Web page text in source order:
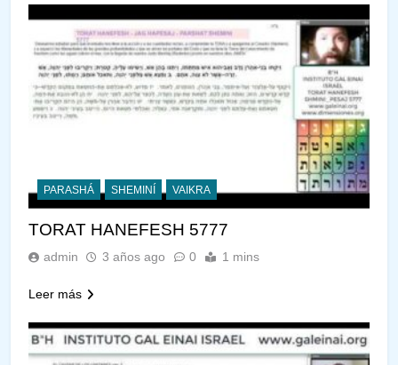
PARASHÁ SHEMINÍ VAIKRA
TORAT HANEFESH 5777
admin 3 años ago 0 1 mins
Leer más